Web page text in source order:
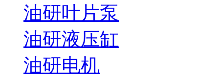
油研叶片泵
油研液压缸
油研电机